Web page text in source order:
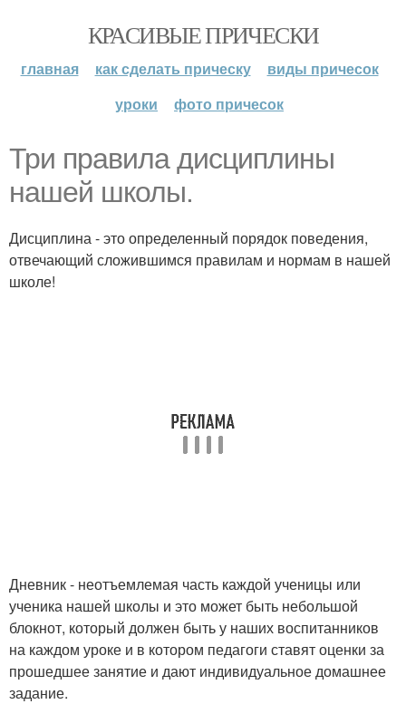
КРАСИВЫЕ ПРИЧЕСКИ
главная как сделать прическу
виды причесок
уроки
фото причесок
Три правила дисциплины
нашей школы.
Дисциплина - это определенный порядок поведения,
отвечающий сложившимся правилам и нормам в нашей
школе!
Дневник - неотъемлемая часть каждой ученицы или
ученика нашей школы и это может быть небольшой
блокнот, который должен быть у наших воспитанников
на каждом уроке и в котором педагоги ставят оценки за
прошедшее занятие и дают индивидуальное домашнее
задание.